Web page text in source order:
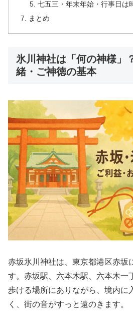
七五三・年末年始・行事日は
まとめ
氷川神社は「何の神様」
緒・ご神徳の基本
赤坂氷川神社は、東京都港区赤坂
す。赤坂駅、六本木駅、六本木一
歩ける場所にありながら、境内に
く、街の音がすっと遠のきます。